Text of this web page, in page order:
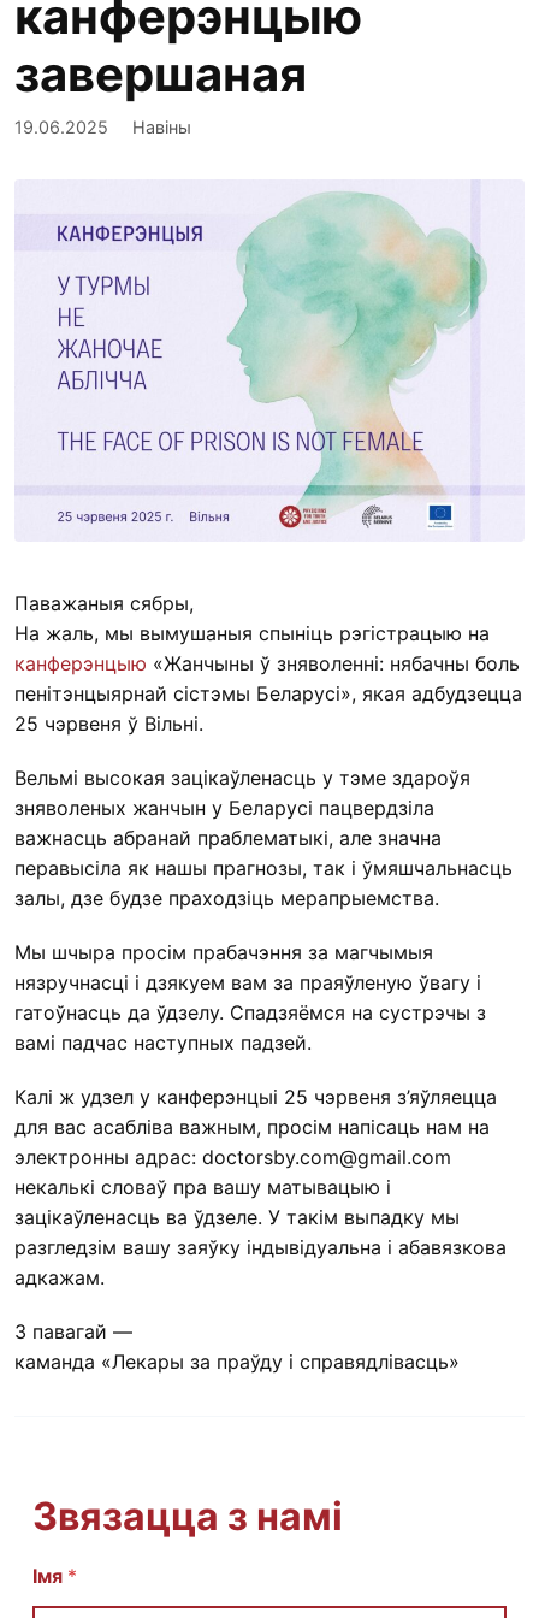
канферэнцыю
завершаная
19.06.2025 Навіны
Паважаныя сябры,
На жаль, мы вымушаныя спыніць рэгістрацыю на
канферэнцыю «Жанчыны ў зняволенні: нябачны боль
пенітэнцыярнай сістэмы Беларусі», якая адбудзецца
25 чэрвеня ў Вільні.
Вельмі высокая зацікаўленасць у тэме здароўя
зняволеных жанчын у Беларусі пацвердзіла
важнасць абранай праблематыкі, але значна
перавысіла як нашы прагнозы, так і ўмяшчальнасць
залы, дзе будзе праходзіць мерапрыемства.
Мы шчыра просім прабачэння за магчымыя
нязручнасці і дзякуем вам за праяўленую ўвагу і
гатоўнасць да ўдзелу. Спадзяёмся на сустрэчы з
вамі падчас наступных падзей.
Калі ж удзел у канферэнцыі 25 чэрвеня з’яўляецца
для вас асабліва важным, просім напісаць нам на
электронны адрас: doctorsby.com@gmail.com
некалькі словаў пра вашу матывацыю і
зацікаўленасць ва ўдзеле. У такім выпадку мы
разгледзім вашу заяўку індывідуальна і абавязкова
адкажам.
З павагай —
каманда «Лекары за праўду і справядлівасць»
Звязацца з намі
Імя *
E